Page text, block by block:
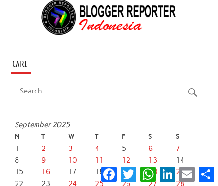
CARI
September 2025
M T W T F S S
1 2 3 4 5 6
7
8
9 10 11 12 13
14
15
16 17 18 19 20
21
22
23 24 25 26 27 28
FacebookTwitterWhatsApp
LinkedInEmail